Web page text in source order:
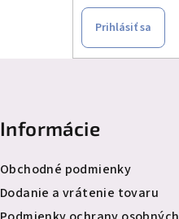
Prihlásiť sa
Informácie
Obchodné podmienky
Dodanie a vrátenie tovaru